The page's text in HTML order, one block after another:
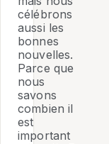
célébrons
aussi les
bonnes
nouvelles.
Parce que
nous
savons
combien il
est
important